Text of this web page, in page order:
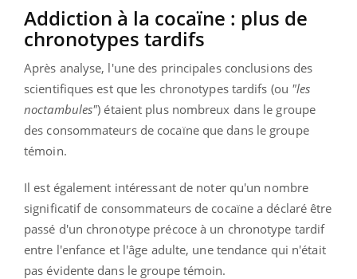
Addiction à la cocaïne : plus de
chronotypes tardifs
Après analyse, l'une des principales conclusions des
scientifiques est que les chronotypes tardifs (ou "les
noctambules") étaient plus nombreux dans le groupe
des consommateurs de cocaïne que dans le groupe
témoin.
Il est également intéressant de noter qu'un nombre
significatif de consommateurs de cocaïne a déclaré être
passé d'un chronotype précoce à un chronotype tardif
entre l'enfance et l'âge adulte, une tendance qui n'était
pas évidente dans le groupe témoin.